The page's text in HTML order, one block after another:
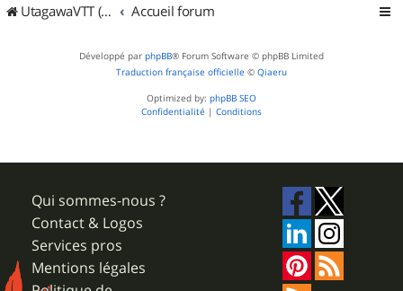
UtagawaVTT (Randos VTT et VTTAE avec traces GPS) Accueil forum
Développé par phpBB® Forum Software © phpBB Limited
Traduction française officielle © Qiaeru
Optimized by: phpBB SEO
Confidentialité | Conditions
Qui sommes-nous ?
Contact & Logos
Services pros
Mentions légales